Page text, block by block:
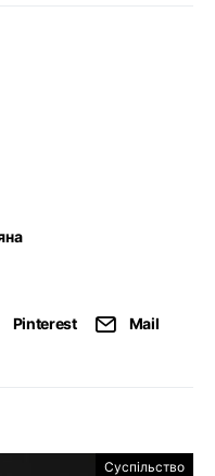
Pinterest Mail
Суспільство